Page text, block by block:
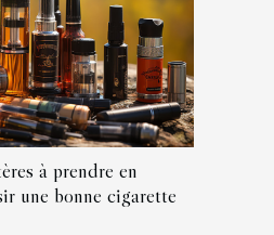
à prendre en
une bonne cigarette